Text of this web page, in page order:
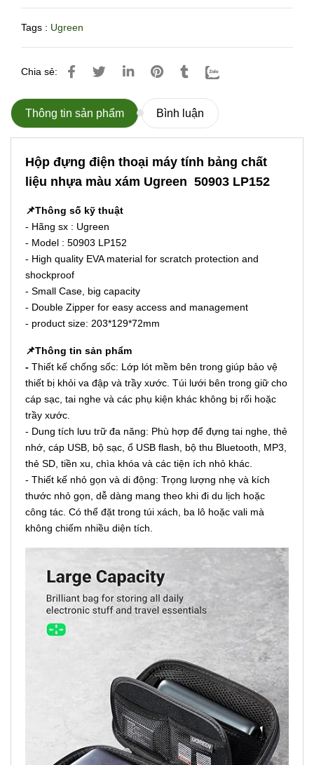
Tags : Ugreen
Chia sẻ:
Thông tin sản phẩm Bình luận
Hộp đựng điện thoại máy tính bảng chất
liệu nhựa màu xám Ugreen 50903 LP152
📌Thông số kỹ thuật
- Hãng sx : Ugreen
- Model : 50903 LP152
- High quality EVA material for scratch protection and
shockproof
- Small Case, big capacity
- Double Zipper for easy access and management
- product size: 203*129*72mm
📌Thông tin sản phẩm
- Thiết kế chống sốc: Lớp lót mềm bên trong giúp bảo vệ
thiết bị khỏi va đập và trầy xước. Túi lưới bên trong giữ cho
cáp sạc, tai nghe và các phụ kiện khác không bị rối hoặc
trầy xước.
- Dung tích lưu trữ đa năng: Phù hợp để đựng tai nghe, thẻ
nhớ, cáp USB, bộ sạc, ổ USB flash, bộ thu Bluetooth, MP3,
thẻ SD, tiền xu, chìa khóa và các tiện ích nhỏ khác.
- Thiết kế nhỏ gọn và di động: Trọng lượng nhẹ và kích
thước nhỏ gọn, dễ dàng mang theo khi đi du lịch hoặc
công tác. Có thể đặt trong túi xách, ba lô hoặc vali mà
không chiếm nhiều diện tích.